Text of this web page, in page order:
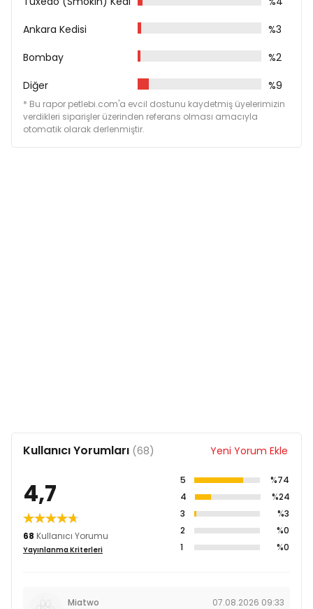
10-20 kg günlük 2 tablet
> 30 kg günlük 4 tablet kullanılması tavsiye edilir.
Direkt güneş ışığına dayanıklı olarak serin ve kuru yerde
muhafaza ediniz.
Bu bir ilaç değildir. Kedi ve köpekler için tamamlayıcı
yemdir. Tedavi amacıyla kullanılamaz.
Ankara Kedisi
%3
Bombay
%2
Diğer
%9
* Bu rapor petlebi.com'a evcil dostunu kaydetmiş üyelerimizin
verdikleri siparişler üzerinden referans olması amacıyla
otomatik olarak derlenmiştir.
Kullanıcı Yorumları (68) Yeni Yorum Ekle
4,7
68 Kullanıcı Yorumu
Yayınlanma Kriterleri
5
%74
4
%24
3
%3
2
%0
1
%0
Miatwo
07.08.2026 09:33